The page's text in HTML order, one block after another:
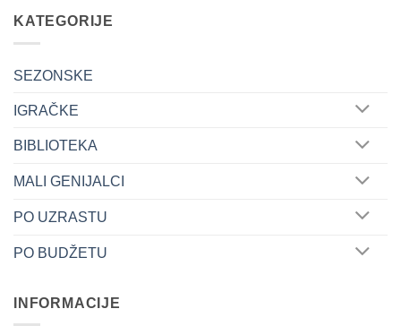
KATEGORIJE
SEZONSKE
IGRAČKE
BIBLIOTEKA
MALI GENIJALCI
PO UZRASTU
PO BUDŽETU
INFORMACIJE